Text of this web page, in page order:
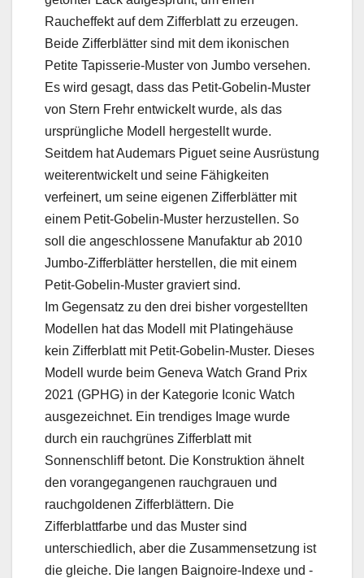
Raucheffekt auf dem Zifferblatt zu erzeugen.
Beide Zifferblätter sind mit dem ikonischen
Petite Tapisserie-Muster von Jumbo versehen.
Es wird gesagt, dass das Petit-Gobelin-Muster
von Stern Frehr entwickelt wurde, als das
ursprüngliche Modell hergestellt wurde.
Seitdem hat Audemars Piguet seine Ausrüstung
weiterentwickelt und seine Fähigkeiten
verfeinert, um seine eigenen Zifferblätter mit
einem Petit-Gobelin-Muster herzustellen. So
soll die angeschlossene Manufaktur ab 2010
Jumbo-Zifferblätter herstellen, die mit einem
Petit-Gobelin-Muster graviert sind.
Im Gegensatz zu den drei bisher vorgestellten
Modellen hat das Modell mit Platingehäuse
kein Zifferblatt mit Petit-Gobelin-Muster. Dieses
Modell wurde beim Geneva Watch Grand Prix
2021 (GPHG) in der Kategorie Iconic Watch
ausgezeichnet. Ein trendiges Image wurde
durch ein rauchgrünes Zifferblatt mit
Sonnenschliff betont. Die Konstruktion ähnelt
den vorangegangenen rauchgrauen und
rauchgoldenen Zifferblättern. Die
Zifferblattfarbe und das Muster sind
unterschiedlich, aber die Zusammensetzung ist
die gleiche. Die langen Baignoire-Indexe und -